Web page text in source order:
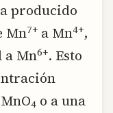
producido
Mn7+ a Mn4+,
a Mn6+. Esto
4 o a una